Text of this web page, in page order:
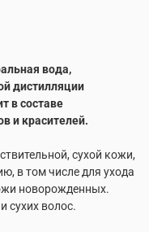
вода,
дистилляции
в составе
и красителей.
сухой кожи,
в том числе для ухода
новорожденных.
сухих волос.